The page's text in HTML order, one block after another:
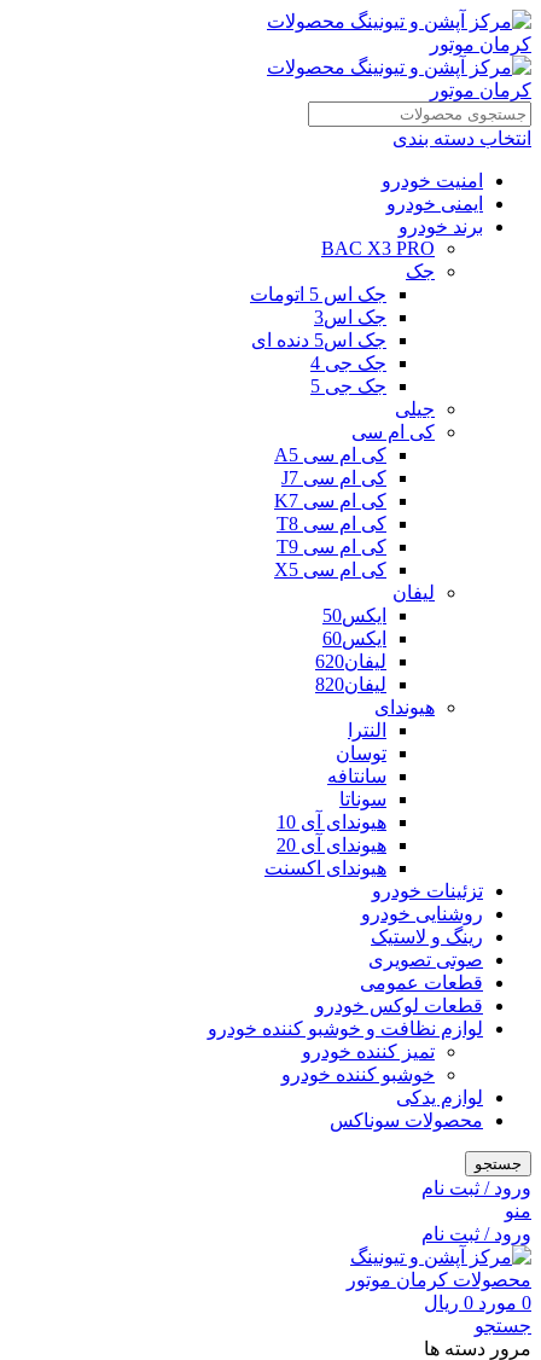
انتخاب دسته بندی
امنیت خودرو
ایمنی خودرو
برند خودرو
BAC X3 PRO
جک
جک اس 5 اتومات
جک اس3
جک اس5 دنده ای
جک جی 4
جک جی 5
جیلی
کی ام سی
کی ام سی A5
کی ام سی J7
کی ام سی K7
کی ام سی T8
کی ام سی T9
کی ام سی X5
لیفان
ایکس50
ایکس60
لیفان620
لیفان820
هیوندای
النترا
توسان
سانتافه
سوناتا
هیوندای آی 10
هیوندای آی 20
هیوندای اکسنت
تزئینات خودرو
روشنایی خودرو
رینگ و لاستیک
صوتی تصویری
قطعات عمومی
قطعات لوکس خودرو
لوازم نظافت و خوشبو کننده خودرو
تمیز کننده خودرو
خوشبو کننده خودرو
لوازم یدکی
محصولات سوناکس
جستجو
ورود / ثبت نام
منو
ورود / ثبت نام
0 مورد 0 ریال
جستجو
مرور دسته ها